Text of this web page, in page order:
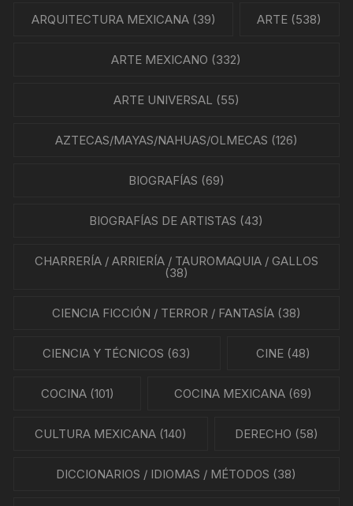
ARQUITECTURA MEXICANA(39) ARTE (538)
ARTE MEXICANO (332)
ARTE UNIVERSAL (55)
AZTECAS/MAYAS/NAHUAS/OLMECAS (126)
BIOGRAFÍAS (69)
BIOGRAFÍAS DE ARTISTAS (43)
CHARRERÍA / ARRIERÍA / TAUROMAQUIA / GALLOS
(38)
CIENCIA FICCIÓN / TERROR / FANTASÍA(38)
CIENCIA Y TÉCNICOS (63) CINE(48)
COCINA(101) COCINA MEXICANA (69)
CULTURA MEXICANA(140) DERECHO (58)
DICCIONARIOS / IDIOMAS / MÉTODOS (38)